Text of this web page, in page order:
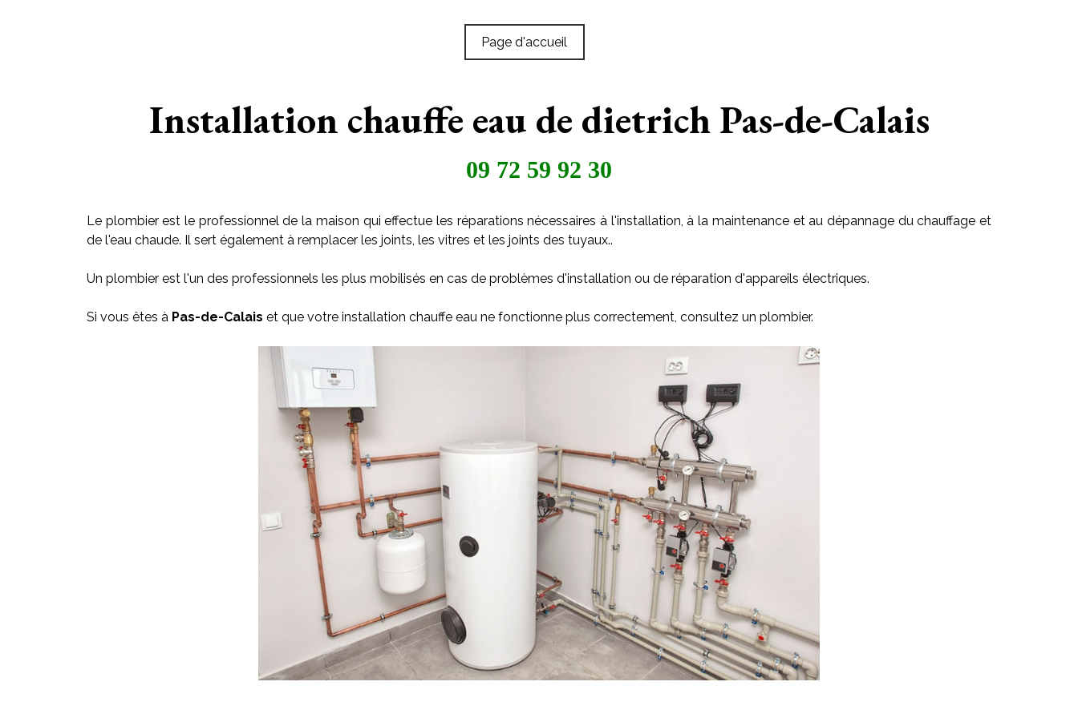
Page d'accueil
Installation chauffe eau de dietrich Pas-de-Calais
09 72 59 92 30
Le plombier est le professionnel de la maison qui effectue les réparations nécessaires à l'installation, à la maintenance et au dépannage du chauffage et
de l'eau chaude. Il sert également à remplacer les joints, les vitres et les joints des tuyaux..
Un plombier est l'un des professionnels les plus mobilisés en cas de problèmes d'installation ou de réparation d'appareils électriques.
Si vous êtes à Pas-de-Calais et que votre installation chauffe eau ne fonctionne plus correctement, consultez un plombier.